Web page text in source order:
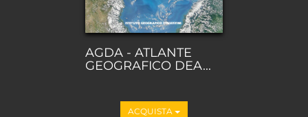
AGDA - ATLANTE
GEOGRAFICO DEA...
ACQUISTA